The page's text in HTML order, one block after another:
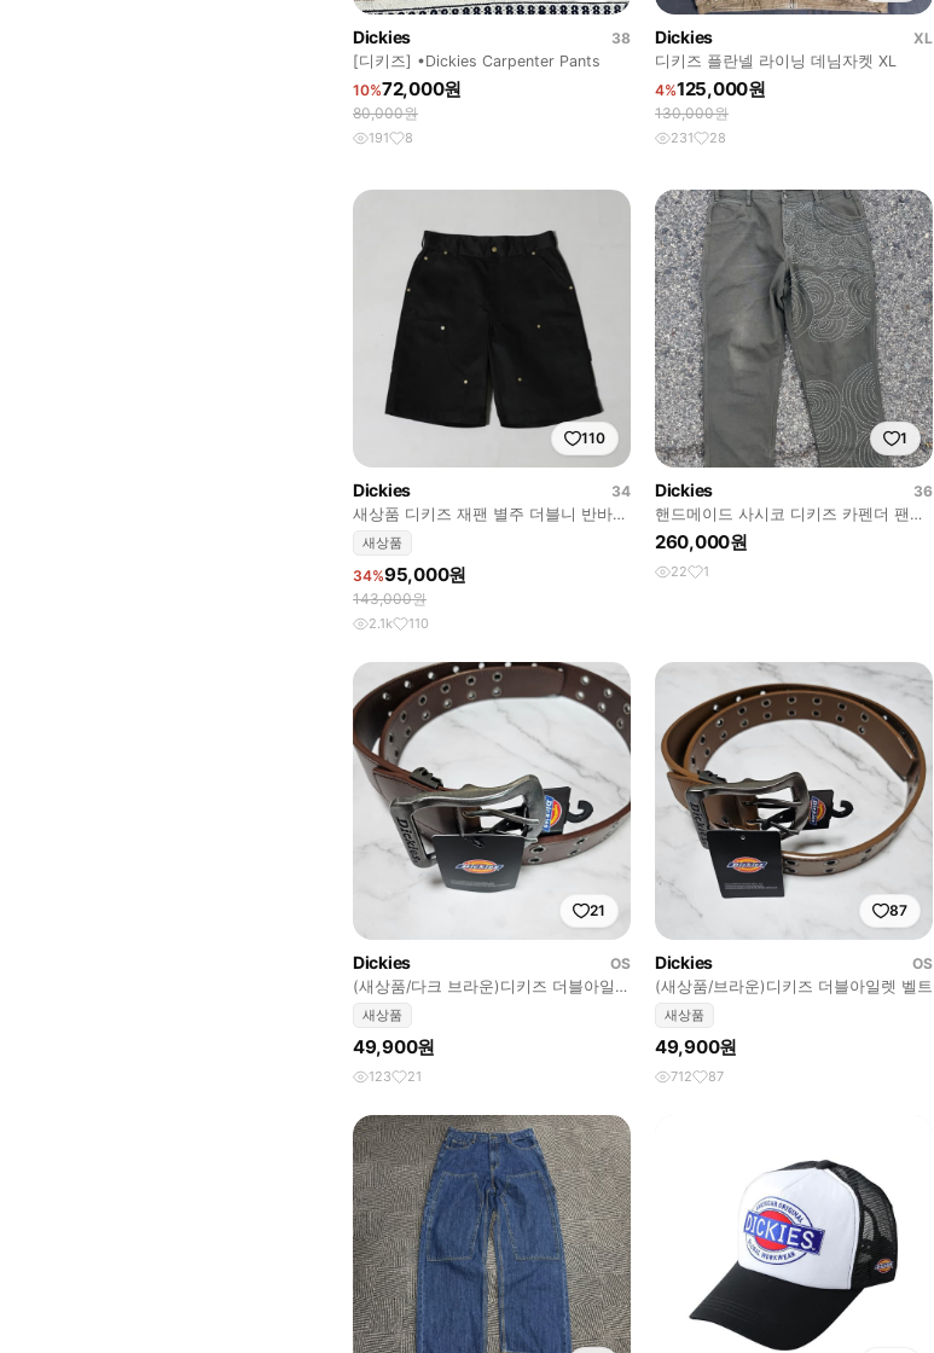
Dickies
38
[디키즈] •Dickies Carpenter Pants
10%72,000원
80,000원
191 8
Dickies
XL
디키즈 플란넬 라이닝 데님자켓 XL
4%125,000원
130,000원
231 28
110
Dickies
34
새상품 디키즈 재팬 별주 더블니 반바지
L사이즈 판매
새상품
34%95,000원
143,000원
2.1k 110
1
Dickies
36
핸드메이드 사시코 디키즈 카펜더 팬츠
36
260,000원
22 1
21
Dickies
OS
(새상품/다크 브라운)디키즈 더블아일렛
벨트
새상품
49,900원
123 21
87
Dickies
OS
(새상품/브라운)디키즈 더블아일렛 벨트
새상품
49,900원
712 87